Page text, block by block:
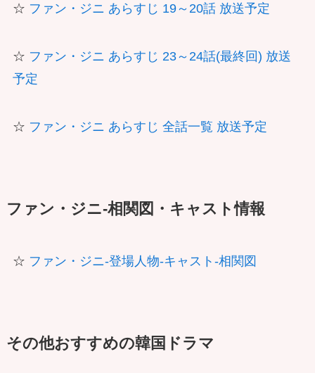
☆ ファン・ジニ あらすじ 19～20話 放送予定
☆ ファン・ジニ あらすじ 23～24話(最終回) 放送
予定
☆ ファン・ジニ あらすじ 全話一覧 放送予定
ファン・ジニ-相関図・キャスト情報
☆ ファン・ジニ-登場人物-キャスト-相関図
その他おすすめの韓国ドラマ